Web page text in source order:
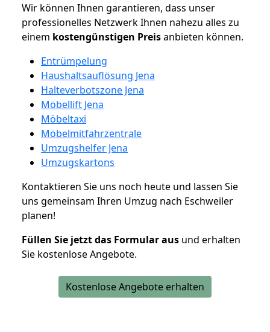
Wir können Ihnen garantieren, dass unser
professionelles Netzwerk Ihnen nahezu alles zu
einem kostengünstigen Preisanbieten können.
Entrümpelung
Haushaltsauflösung Jena
Halteverbotszone Jena
Möbellift Jena
Möbeltaxi
Möbelmitfahrzentrale
Umzugshelfer Jena
Umzugskartons
Kontaktieren Sie uns noch heute und lassen Sie
uns gemeinsam Ihren Umzug nach Eschweiler
planen!
Füllen Sie jetzt das Formular aus und erhalten
Sie kostenlose Angebote.
Kostenlose Angebote erhalten